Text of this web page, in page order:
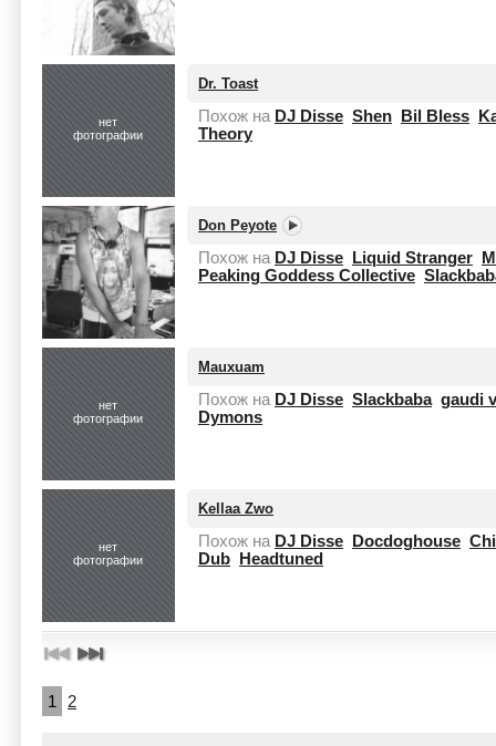
нет
фотографии
Dr. Toast
Похож на DJ Disse Shen Bil Bless
Theory
Don Peyote
Похож на DJ Disse Liquid Stranger
Peaking Goddess Collective
нет
фотографии
Mauxuam
Похож на DJ Disse Slackbaba gaudi
Dymons
нет
фотографии
Kellaa Zwo
Похож на DJ Disse Docdoghouse
Dub
Headtuned
1 2